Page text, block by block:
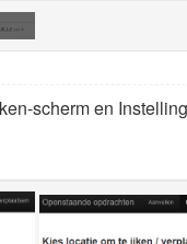
scherm en